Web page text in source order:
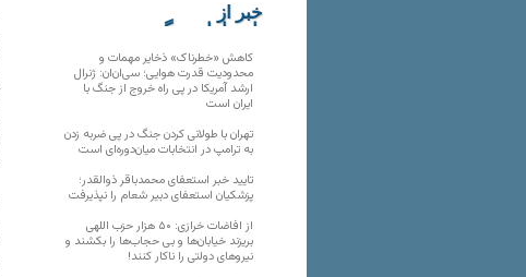
خبر از
تارنماهای دیگر
کاهش «خطرناک» ذخایر مهمات و
محدودیت قدرت هوایی؛ سی‌ان‌ان: ژنرال
ارشد آمریکا در پی راه خروج از جنگ با
ایران است
تهران با طولانی کردن جنگ در پی ضربه زدن
به ترامپ در انتخابات میان‌دوره‌ای است
تایید خبر استعفای محمدباقر ذوالقدر؛
پزشکیان استعفای دبیر شعام را نپذیرفت
از افاضات خرازی: ۵۰ هزار حزب اللهی
بریزند خیابان‌ها و بی حجاب‌ها را بکشند و
نیرو‌های دولتی را ناکار کنند!